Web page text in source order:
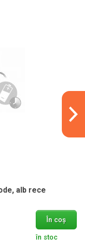
alb rece
În coș
în stoc